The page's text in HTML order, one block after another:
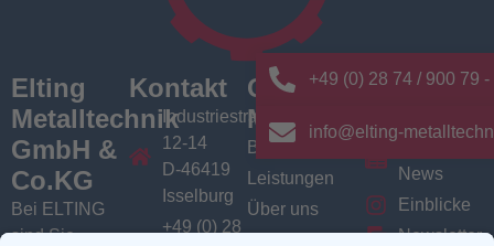
Elting
Metalltechnik
GmbH &
Co.KG
Bei ELTING
sind Sie
Kontakt
Industriestrasse
12-14
D-46419
Isselburg
+49 (0) 28
Quick
Menü
Branchen
Leistungen
Über uns
News/
Aktuelles
News
Einblicke
Newsletter
+49 (0) 28 74 / 900 79 -
info@elting-